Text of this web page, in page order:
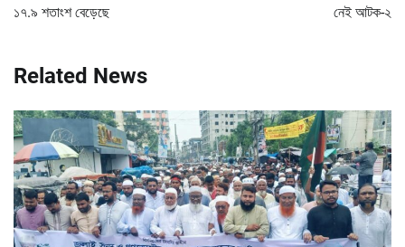
১৭.৯ শতাংশ বেড়েছে
নেই আটক-২
Related News